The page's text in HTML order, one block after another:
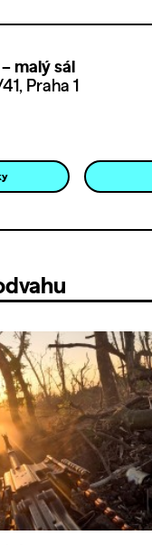
malý sál
Praha 1